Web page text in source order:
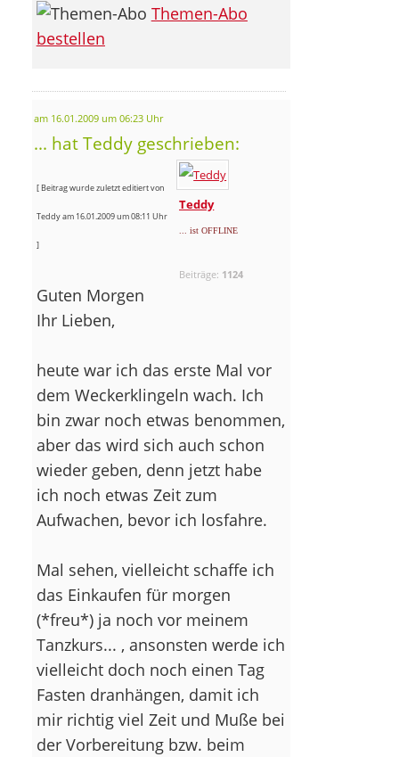
Themen-Abo
bestellen
am 16.01.2009 um 06:23 Uhr
... hat Teddy geschrieben:
Teddy
... ist OFFLINE
Beiträge: 1124
[ Beitrag wurde zuletzt editiert von
Teddy am 16.01.2009 um 08:11 Uhr
]
Guten Morgen
Ihr Lieben,
heute war ich das erste Mal vor
dem Weckerklingeln wach. Ich
bin zwar noch etwas benommen,
aber das wird sich auch schon
wieder geben, denn jetzt habe
ich noch etwas Zeit zum
Aufwachen, bevor ich losfahre.
Mal sehen, vielleicht schaffe ich
das Einkaufen für morgen
(*freu*) ja noch vor meinem
Tanzkurs... , ansonsten werde ich
vielleicht doch noch einen Tag
Fasten dranhängen, damit ich
mir richtig viel Zeit und Muße bei
der Vorbereitung bzw. beim